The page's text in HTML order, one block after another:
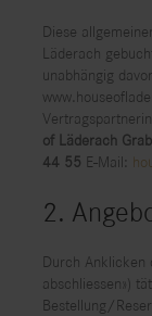
Diese
Läderach
unabhängig
of Läderach
44 55 E-Mail:
2.
Durch Anklicken
abschliessen»)
Bestellung/